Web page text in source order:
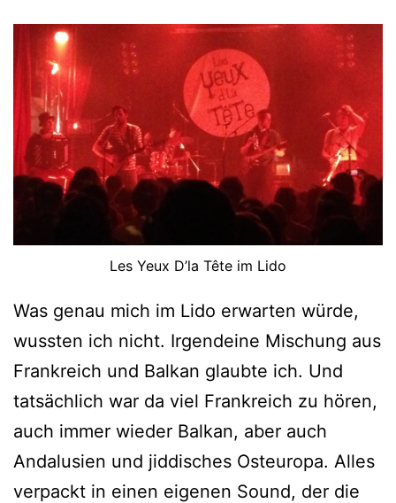
Les Yeux D’la Tête im Lido
Was genau mich im Lido erwarten würde,
wussten ich nicht. Irgendeine Mischung aus
Frankreich und Balkan glaubte ich. Und
tatsächlich war da viel Frankreich zu hören,
auch immer wieder Balkan, aber auch
Andalusien und jiddisches Osteuropa. Alles
verpackt in einen eigenen Sound, der die